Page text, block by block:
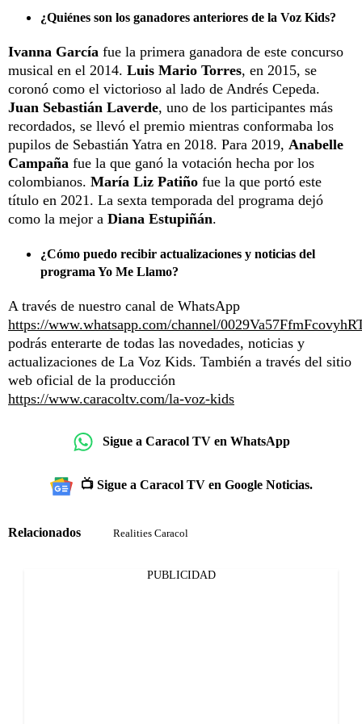
¿Quiénes son los ganadores anteriores de la Voz Kids?
Ivanna García fue la primera ganadora de este concurso
musical en el 2014. Luis Mario Torres, en 2015, se
coronó como el victorioso al lado de Andrés Cepeda.
Juan Sebastián Laverde, uno de los participantes más
recordados, se llevó el premio mientras conformaba los
pupilos de Sebastián Yatra en 2018. Para 2019, Anabelle
Campaña fue la que ganó la votación hecha por los
colombianos. María Liz Patiño fue la que portó este
título en 2021. La sexta temporada del programa dejó
como la mejor a Diana Estupiñán.
¿Cómo puedo recibir actualizaciones y noticias del
programa Yo Me Llamo?
A través de nuestro canal de WhatsApp
https://www.whatsapp.com/channel/
podrás enterarte de todas las novedades, noticias y
actualizaciones de La Voz Kids. También a través del sitio
web oficial de la producción
https://www.caracoltv.com/la-voz-kids
Sigue a Caracol TV en WhatsApp
📺 Sigue a Caracol TV en Google Noticias.
Relacionados Realities Caracol
PUBLICIDAD